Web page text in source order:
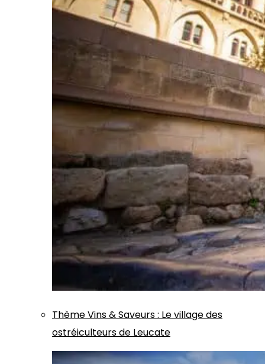
ThèmeVins & Saveurs: Le village des
ostréiculteurs de Leucate